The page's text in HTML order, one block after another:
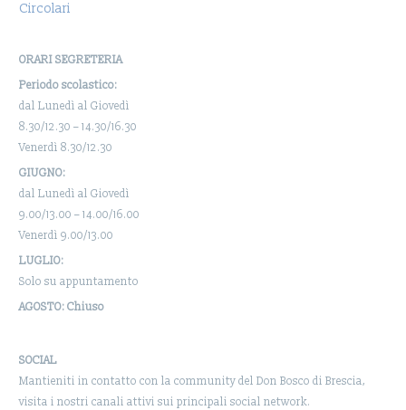
Circolari
ORARI SEGRETERIA
Periodo scolastico:
dal Lunedì al Giovedì
8.30/12.30 – 14.30/16.30
Venerdì 8.30/12.30
GIUGNO:
dal Lunedì al Giovedì
9.00/13.00 – 14.00/16.00
Venerdì 9.00/13.00
LUGLIO:
Solo su appuntamento
AGOSTO: Chiuso
SOCIAL
Mantieniti in contatto con la community del Don Bosco di Brescia,
visita i nostri canali attivi sui principali social network.